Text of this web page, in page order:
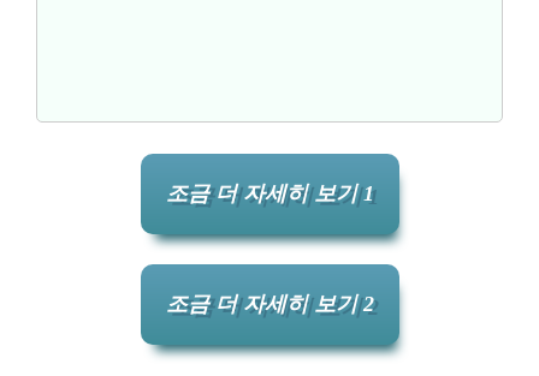
조금 더 자세히 보기 1
조금 더 자세히 보기 2